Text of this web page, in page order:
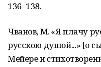
136–138.
Чванов, М. «Я плачу
русскою душой...» [о
Мейере и